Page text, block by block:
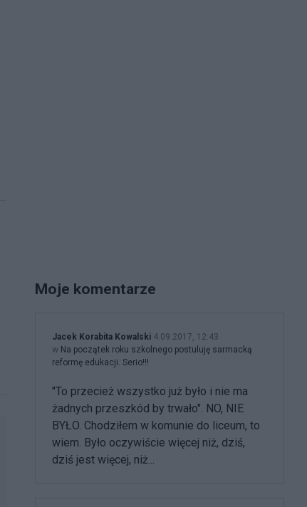
Moje komentarze
Jacek Korabita Kowalski 4.09.2017, 12:43
w Na początek roku szkolnego postuluję sarmacką
reformę edukacji. Serio!!!
"To przecież wszystko już było i nie ma
żadnych przeszkód by trwało". NO, NIE
BYŁO. Chodziłem w komunie do liceum, to
wiem. Było oczywiście więcej niż, dziś,
dziś jest więcej, niż...